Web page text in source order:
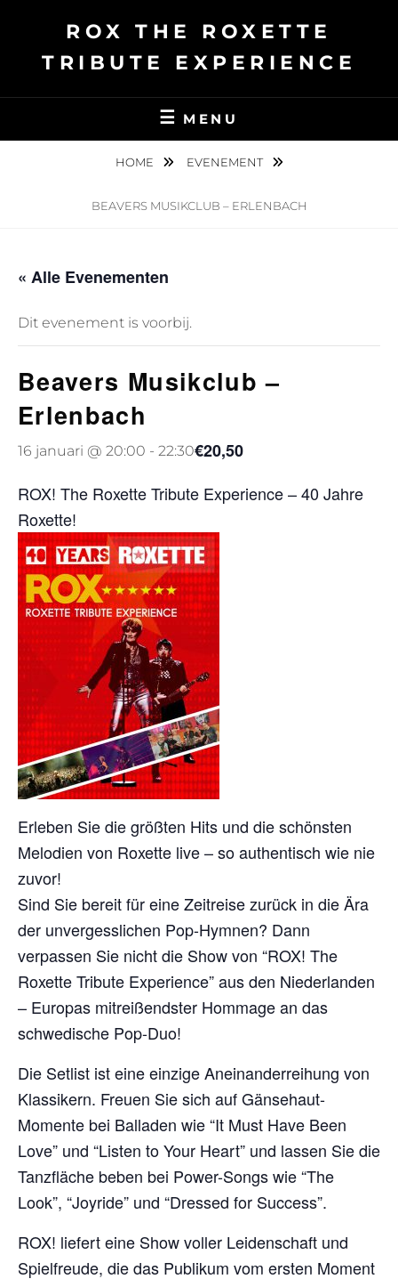
ROX THE ROXETTE
TRIBUTE EXPERIENCE
MENU
HOME EVENEMENT
BEAVERS MUSIKCLUB – ERLENBACH
« Alle Evenementen
Dit evenement is voorbij.
Beavers Musikclub –
Erlenbach
16 januari @ 20:00 - 22:30€20,50
ROX! The Roxette Tribute Experience – 40 Jahre
Roxette!
Erleben Sie die größten Hits und die schönsten
Melodien von Roxette live – so authentisch wie nie
zuvor!
Sind Sie bereit für eine Zeitreise zurück in die Ära
der unvergesslichen Pop-Hymnen? Dann
verpassen Sie nicht die Show von “ROX! The
Roxette Tribute Experience” aus den Niederlanden
– Europas mitreißendster Hommage an das
schwedische Pop-Duo!
Die Setlist ist eine einzige Aneinanderreihung von
Klassikern. Freuen Sie sich auf Gänsehaut-
Momente bei Balladen wie “It Must Have Been
Love” und “Listen to Your Heart” und lassen Sie die
Tanzfläche beben bei Power-Songs wie “The
Look”, “Joyride” und “Dressed for Success”.
ROX! liefert eine Show voller Leidenschaft und
Spielfreude, die das Publikum vom ersten Moment